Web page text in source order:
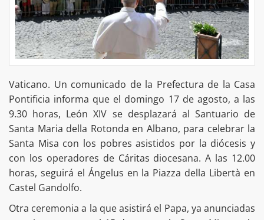
Vaticano. Un comunicado de la Prefectura de la Casa
Pontificia informa que el domingo 17 de agosto, a las
9.30 horas, León XIV se desplazará al Santuario de
Santa Maria della Rotonda en Albano, para celebrar la
Santa Misa con los pobres asistidos por la diócesis y
con los operadores de Cáritas diocesana. A las 12.00
horas, seguirá el Ángelus en la Piazza della Libertà en
Castel Gandolfo.
Otra ceremonia a la que asistirá el Papa, ya anunciadas